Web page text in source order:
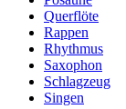
Querflöte
Rappen
Rhythmus
Saxophon
Schlagzeug
Singen